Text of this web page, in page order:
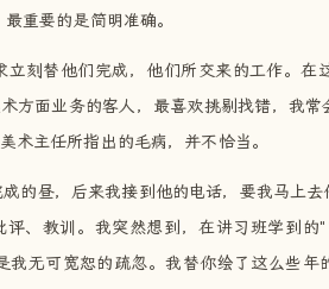
重要的是简明准确。
立刻替他们完成，他们所交来的工作。在
方面业务的客人，最喜欢挑剔找错，我
术主任所指出的毛病，并不恰当。
成的昼，后来我接到他的电话，要我马
、教训。我突然想到，在讲习班学到
我无可宽恕的疏忽。我替你绘了这么些